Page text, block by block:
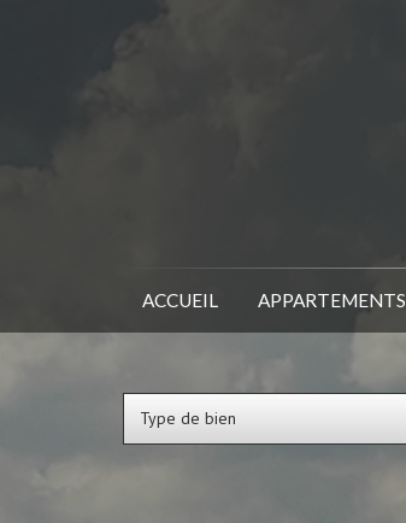
ACCUEIL APPARTEMENTS
Type de bien